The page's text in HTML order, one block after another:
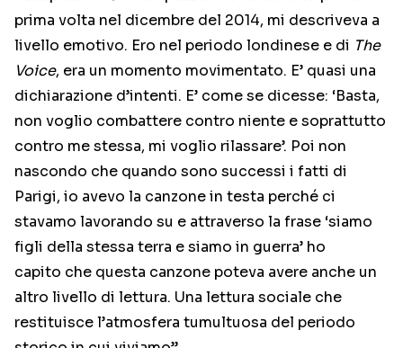
prima volta nel dicembre del 2014, mi descriveva a
livello emotivo. Ero nel periodo londinese e di The
Voice, era un momento movimentato. E’ quasi una
dichiarazione d’intenti. E’ come se dicesse: ‘Basta,
non voglio combattere contro niente e soprattutto
contro me stessa, mi voglio rilassare’. Poi non
nascondo che quando sono successi i fatti di
Parigi, io avevo la canzone in testa perché ci
stavamo lavorando su e attraverso la frase ‘siamo
figli della stessa terra e siamo in guerra’ ho
capito che questa canzone poteva avere anche un
altro livello di lettura. Una lettura sociale che
restituisce l’atmosfera tumultuosa del periodo